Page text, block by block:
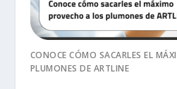
CONOCE CÓMO SACARLES EL
PLUMONES DE ARTLINE